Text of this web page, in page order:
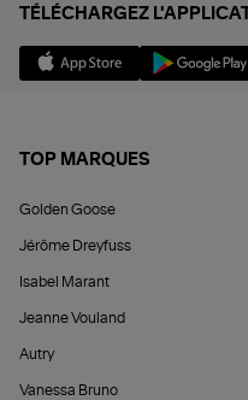
TÉLÉCHARGEZ
TOP MARQUES
Golden Goose
Jérôme Dreyfuss
Isabel Marant
Jeanne Vouland
Autry
Vanessa Bruno